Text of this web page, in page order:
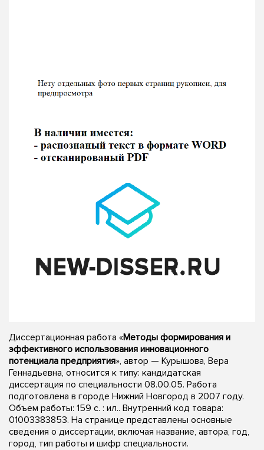
Диссертационная работа «Методы формирования и
эффективного использования инновационного
потенциала предприятия», автор — Курышова, Вера
Геннадьевна, относится к типу: кандидатская
диссертация по специальности 08.00.05. Работа
подготовлена в городе Нижний Новгород в 2007 году.
Объем работы: 159 с. : ил.. Внутренний код товара:
01003383853. На странице представлены основные
сведения о диссертации, включая название, автора, год,
город, тип работы и шифр специальности.